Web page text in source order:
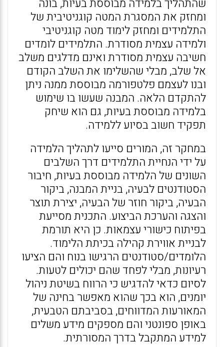
שהתהליך בלמידה מבוססת בעיות, בונה
ומחזק את המסגרת המטה קוגניטיבית של
התלמידים ומחזק לימוד מטה קוגניטיבי
ולמידה עצמית מסודרת. התלמידים לומדים
חשיבה עצמית מסודרת ואינם מדלגים משלב
אל שלב, מבלי שהשלימו את השלב הקודם
ובנו לעצמם פלטפורמה מבוססת ממנה ניתן
להתקדם הלאה. המבנה שעשו בו שימוש
בלמידה מבוססת בעיות, גם הוא שיחק
תפקיד חשוב בסיוע ללמידה.
במחקר זה, המורים סייעו לתהליך הלמידה
על ידי הנחיית התלמידים דרך השלבים
השונים של הלמידה מבוססת בעיות, חיבור
הסטודנטים לבעיה, בניית המבנה, ביקור
הבעיה, ביקור חוזר של הבעיה, יצירת תוצר
והצגה והערכת הביצוע. התכנית מסייעת
בפיתוח כישורי עצמאות. כן היא תורמת
לבניית אווירת קהילה בכיתת הלימוד.
הלומדים/סטודנטים הרגישו בנוח והם הציעו
רעיונות, מבלי לפחד שהם יכולים לטעות.
לסיום כדאי להדגיש כי הרווח בשיטת ניהול
יומנים, הוא בכך שהוא מאפשר בחינה של
המאורעות המדווחים, בסביבתם הטבעית,
באופן ספונטני והם מספקים מידע משלים
למידע המתקבל בדרך המסורתית.